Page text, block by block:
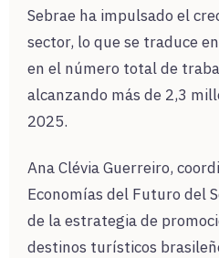
Sebrae ha impulsado el
sector, lo que se traduce
en el número total de
alcanzando más de 2,3
2025.
Ana Clévia Guerreiro,
Economías del Futuro del
de la estrategia de
destinos turísticos